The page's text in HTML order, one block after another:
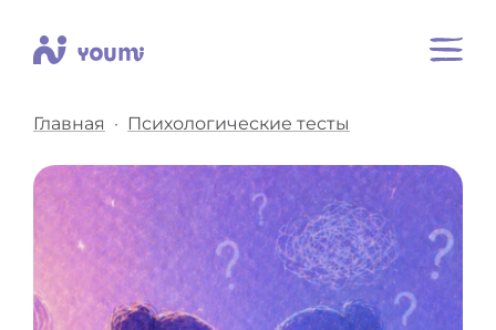
Главная Психологические тесты